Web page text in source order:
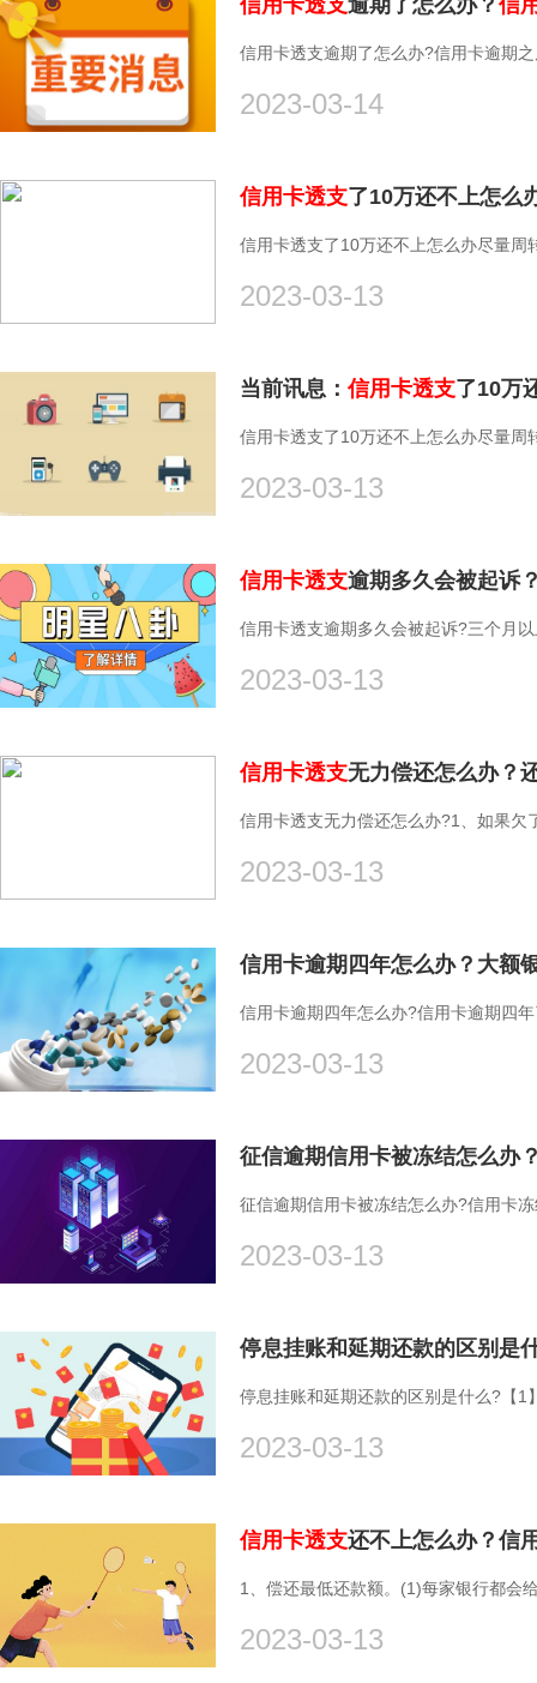
信用卡透支逾期了怎么办？ 信
信用卡透支逾期了怎么办?信用卡逾期
2023-03-14
信用卡透支了10万还不上怎么
信用卡透支了10万还不上怎么办尽量周
2023-03-13
当前讯息： 信用卡透支了10万
信用卡透支了10万还不上怎么办尽量周
2023-03-13
信用卡透支逾期多久会被起诉
信用卡透支逾期多久会被起诉?三个月
2023-03-13
信用卡透支无力偿还怎么办？
信用卡透支无力偿还怎么办?1、如果欠
2023-03-13
信用卡逾期四年怎么办？大额
信用卡逾期四年怎么办?信用卡逾期四
2023-03-13
征信逾期信用卡被冻结怎么办
征信逾期信用卡被冻结怎么办?信用卡
2023-03-13
停息挂账和延期还款的区别是
停息挂账和延期还款的区别是什么?【1
2023-03-13
信用卡透支还不上怎么办？信
1、偿还最低还款额。(1)每家银行都会
2023-03-13